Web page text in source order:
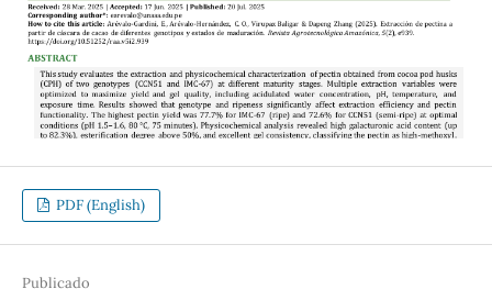
PDF (English)
Publicado